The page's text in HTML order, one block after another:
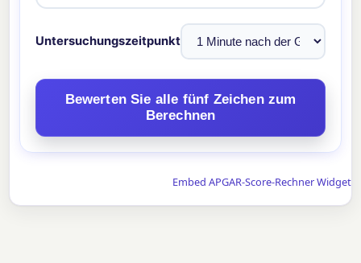
Untersuchungszeitpunkt
Bewerten Sie alle fünf Zeichen zum
Berechnen
Embed APGAR-Score-Rechner Widget